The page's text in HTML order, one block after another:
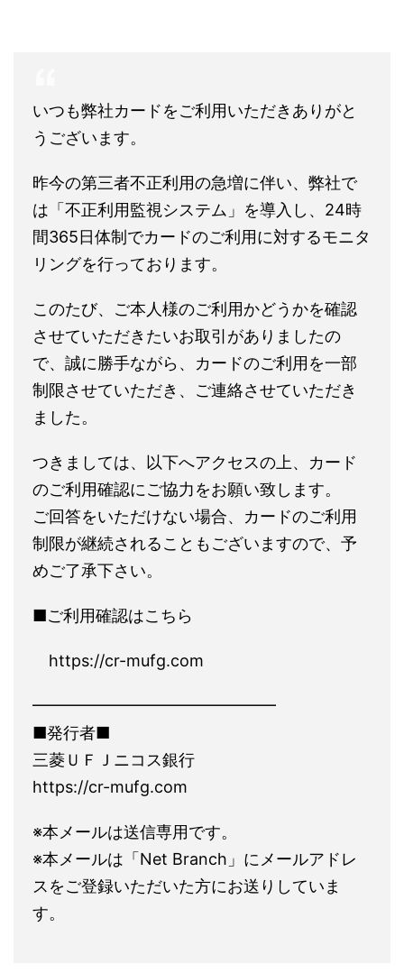
いつも弊社カードをご利用いただきありがと
うございます。
昨今の第三者不正利用の急増に伴い、弊社で
は「不正利用監視システム」を導入し、24時
間365日体制でカードのご利用に対するモニタ
リングを行っております。
このたび、ご本人様のご利用かどうかを確認
させていただきたいお取引がありましたの
で、誠に勝手ながら、カードのご利用を一部
制限させていただき、ご連絡させていただき
ました。
つきましては、以下へアクセスの上、カード
のご利用確認にご協力をお願い致します。
ご回答をいただけない場合、カードのご利用
制限が継続されることもございますので、予
めご了承下さい。
■ご利用確認はこちら
https://cr-mufg.com
━━━━━━━━━━━━━━━
■発行者■
三菱ＵＦＪニコス銀行
https://cr-mufg.com
※本メールは送信専用です。
※本メールは「Net Branch」にメールアドレ
スをご登録いただいた方にお送りしていま
す。